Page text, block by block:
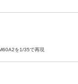
を1/35で再現